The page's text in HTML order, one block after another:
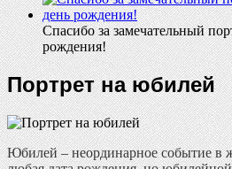
Спасибо за замечательный
рождения!
Портрет на юбилей
Юбилей – неординарное событие в